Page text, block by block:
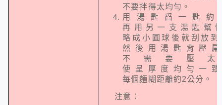
不要拌得太均勻。
用湯匙舀一匙約
再用另一支湯匙幫
略成小圓球後就刮放
然後用湯匙背壓
不需要壓
使呈厚度均勻一
每個麵糊距離約2公分。
注意：